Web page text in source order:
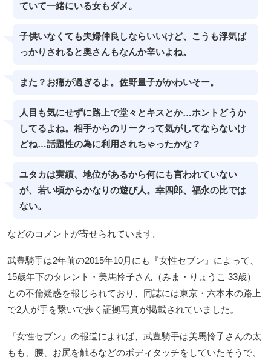
ていて一緒にいる女もダメ。
子供いなくても夫婦仲良しならいいけど、こうも浮気ば
っかりされると奥さんもなんか辛いよね。
また？お痛が過ぎるよ。佐野量子がかわいそー。
人目も気にせずに路上で堂々とキスとか…ホントどうか
してるよね。相手からのリークって気がしてならないけ
どね…話題性の為に利用されちゃったかな？
ユタカは実績、地位があるから何にも言われていない
が、若い頃からかなりの遊び人。幸四郎、福永の比では
ない。
などのコメントが寄せられています。
武豊騎手は2年前の2015年10月にも『女性セブン』によって、
15歳年下のタレント・美馬怜子さん（みま・りょうこ 33歳）
との不倫疑惑を報じられており、同誌には東京・六本木の路上
で2人が手を繋いで歩く証拠写真が掲載されていました。
『女性セブン』の報道によれば、武豊騎手は美馬怜子さんの太
もも、腰、お尻を触るなどのボディタッチをしていたそうで、